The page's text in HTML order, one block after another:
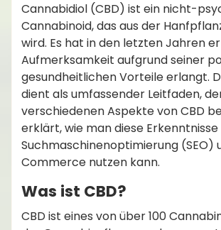
Cannabidiol (CBD) ist ein nicht-
Cannabinoid, das aus der
wird. Es hat in den letzten Jahren
Aufmerksamkeit aufgrund seiner
gesundheitlichen Vorteile erlangt.
dient als umfassender Leitfaden,
verschiedenen Aspekte von CBD
erklärt, wie man diese
Suchmaschinenoptimierung (SEO)
Commerce nutzen kann.
Was ist CBD?
CBD ist eines von über 100